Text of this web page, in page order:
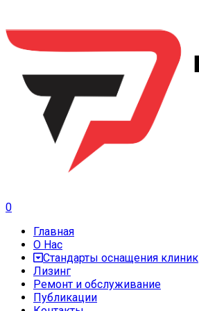
0
Главная
О Нас
Стандарты оснащения клиник
Лизинг
Ремонт и обслуживание
Публикации